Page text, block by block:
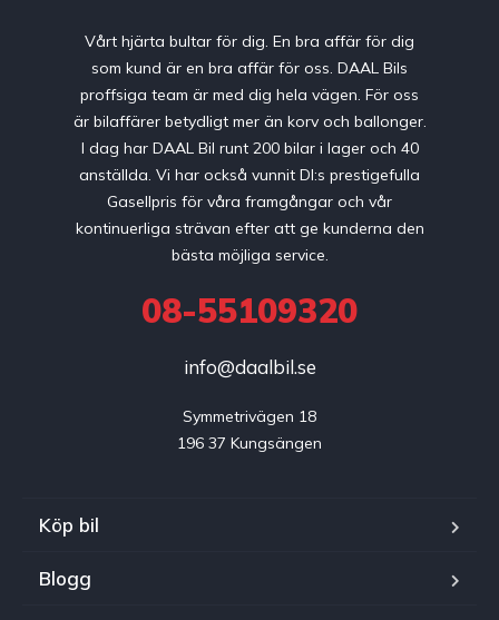
Vårt hjärta bultar för dig. En bra affär för dig
som kund är en bra affär för oss. DAAL Bils
proffsiga team är med dig hela vägen. För oss
är bilaffärer betydligt mer än korv och ballonger.
I dag har DAAL Bil runt 200 bilar i lager och 40
anställda. Vi har också vunnit DI:s prestigefulla
Gasellpris för våra framgångar och vår
kontinuerliga strävan efter att ge kunderna den
bästa möjliga service.
08-55109320
info@daalbil.se
Symmetrivägen 18
196 37 Kungsängen
Köp bil
Blogg